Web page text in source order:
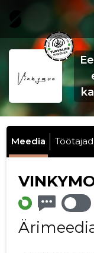
Meedia Töötajad